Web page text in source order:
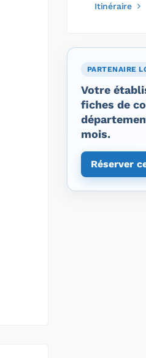
Itinéraire
PARTENAIRE
Votre
fiches de
mois.
Réserver